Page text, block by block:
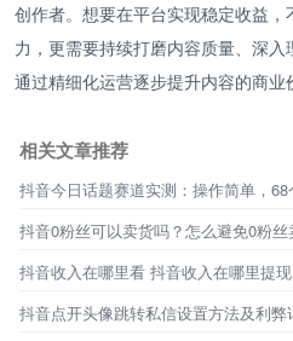
创作者。想要在平台实现稳定收益
力，更需要持续打磨内容质量、深入
通过精细化运营逐步提升内容的商业
相关文章推荐
抖音今日话题赛道实测：操作简单，
抖音0粉丝可以卖货吗？怎么避免0粉丝
抖音收入在哪里看 抖音收入在哪里提
抖音点开头像跳转私信设置方法及利弊